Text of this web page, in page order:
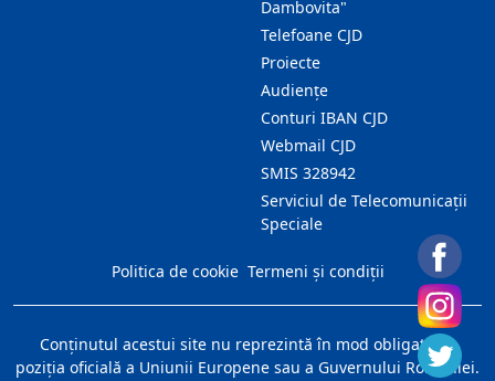
Dambovita"
Telefoane CJD
Proiecte
Audienţe
Conturi IBAN CJD
Webmail CJD
SMIS 328942
Serviciul de Telecomunicații
Speciale
Politica de cookie Termeni și condiții
Conţinutul acestui site nu reprezintă în mod obligatoriu
poziţia oficială a Uniunii Europene sau a Guvernului României.